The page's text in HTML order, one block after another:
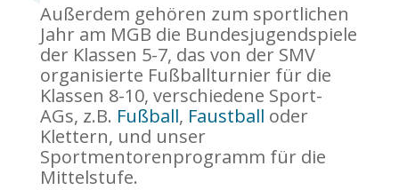
Außerdem gehören zum sportlichen
Jahr am MGB die Bundesjugendspiele
der Klassen 5-7, das von der SMV
organisierte Fußballturnier für die
Klassen 8-10, verschiedene Sport-
AGs, z.B. Fußball, Faustball oder
Klettern, und unser
Sportmentorenprogramm für die
Mittelstufe.